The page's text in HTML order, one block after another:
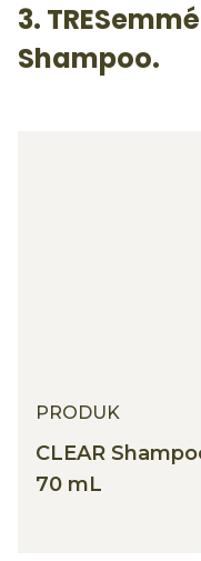
3.
Shampoo.
PRODUK
CLEAR
70 mL